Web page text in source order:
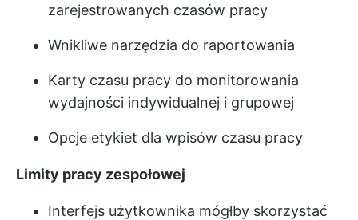
zarejestrowanych czasów pracy
Wnikliwe narzędzia do raportowania
Karty czasu pracy do monitorowania
wydajności indywidualnej i grupowej
Opcje etykiet dla wpisów czasu pracy
Limity pracy zespołowej
Interfejs użytkownika mógłby skorzystać